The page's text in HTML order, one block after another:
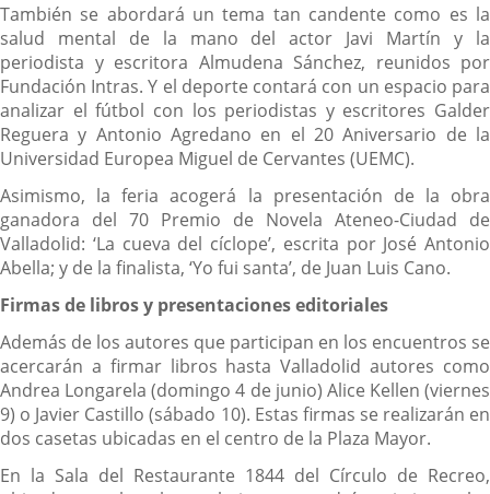
También se abordará un tema tan candente como es la
salud mental de la mano del actor Javi Martín y la
periodista y escritora Almudena Sánchez, reunidos por
Fundación Intras. Y el deporte contará con un espacio para
analizar el fútbol con los periodistas y escritores Galder
Reguera y Antonio Agredano en el 20 Aniversario de la
Universidad Europea Miguel de Cervantes (UEMC).
Asimismo, la feria acogerá la presentación de la obra
ganadora del 70 Premio de Novela Ateneo-Ciudad de
Valladolid: ‘La cueva del cíclope’, escrita por José Antonio
Abella; y de la finalista, ‘Yo fui santa’, de Juan Luis Cano.
Firmas de libros y presentaciones editoriales
Además de los autores que participan en los encuentros se
acercarán a firmar libros hasta Valladolid autores como
Andrea Longarela (domingo 4 de junio) Alice Kellen (viernes
9) o Javier Castillo (sábado 10). Estas firmas se realizarán en
dos casetas ubicadas en el centro de la Plaza Mayor.
En la Sala del Restaurante 1844 del Círculo de Recreo,